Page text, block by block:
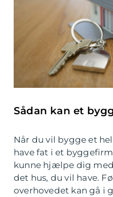
Sådan kan et
Når du vil bygge et
have fat i et
kunne hjælpe dig
det hus, du vil have.
overhovedet kan gå i